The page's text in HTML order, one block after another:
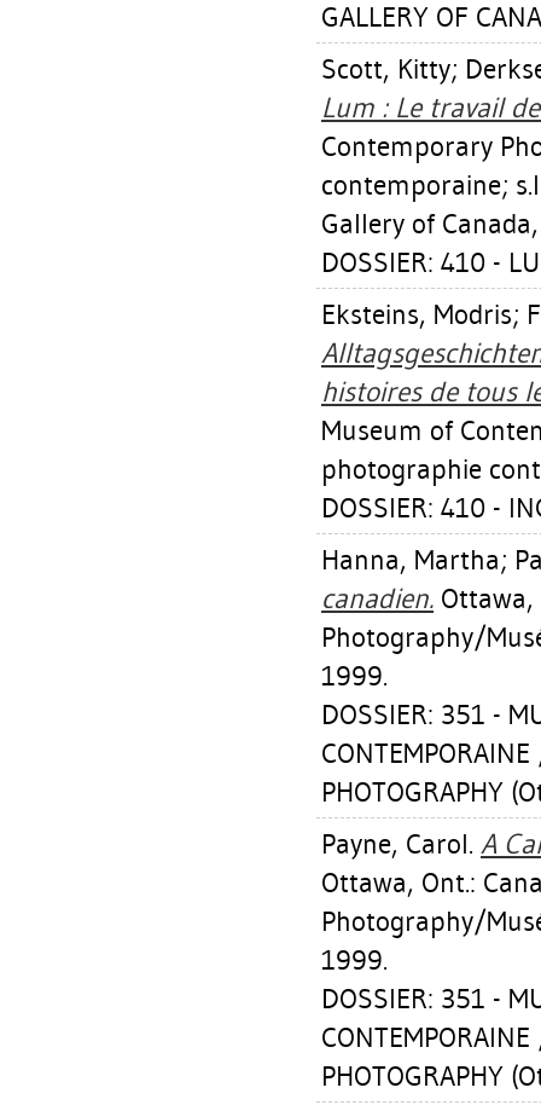
GALLERY OF
Scott, Kitty;
Lum : Le travail
Contemporary
contemporaine;
Gallery of
DOSSIER: 410 -
Eksteins, Modris;
histoires de tous
Museum of
photographie
DOSSIER: 410 -
Hanna, Martha;
canadien. Ottawa,
Photography/
1999.
DOSSIER: 351 -
PHOTOGRAPHY
Payne, Carol. A
Ottawa, Ont.:
Photography/
1999.
DOSSIER: 351 -
PHOTOGRAPHY